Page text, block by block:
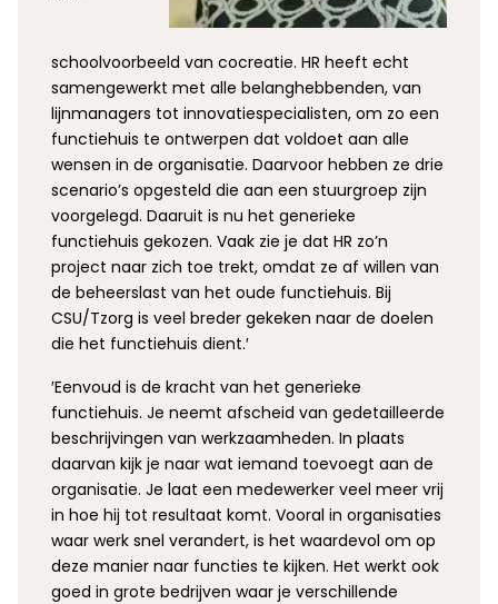
schoolvoorbeeld van cocreatie. HR heeft echt
samengewerkt met alle belanghebbenden, van
lijnmanagers tot innovatiespecialisten, om zo een
functiehuis te ontwerpen dat voldoet aan alle
wensen in de organisatie. Daarvoor hebben ze drie
scenario’s opgesteld die aan een stuurgroep zijn
voorgelegd. Daaruit is nu het generieke
functiehuis gekozen. Vaak zie je dat HR zo’n
project naar zich toe trekt, omdat ze af willen van
de beheerslast van het oude functiehuis. Bij
CSU/Tzorg is veel breder gekeken naar de doelen
die het functiehuis dient.′
′Eenvoud is de kracht van het generieke
functiehuis. Je neemt afscheid van gedetailleerde
beschrijvingen van werkzaamheden. In plaats
daarvan kijk je naar wat iemand toevoegt aan de
organisatie. Je laat een medewerker veel meer vrij
in hoe hij tot resultaat komt. Vooral in organisaties
waar werk snel verandert, is het waardevol om op
deze manier naar functies te kijken. Het werkt ook
goed in grote bedrijven waar je verschillende